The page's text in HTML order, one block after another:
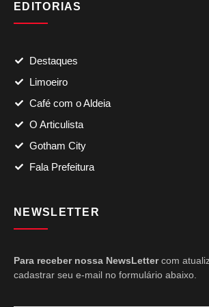
EDITORIAS
Destaques
Limoeiro
Café com o Aldeia
O Articulista
Gotham City
Fala Prefeitura
NEWSLETTER
Para receber nossa NewsLettercom
cadastrar seu e-mail no formulário abaixo.